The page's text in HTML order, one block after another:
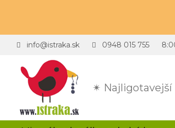
✴ Najligotavejší
info@istraka.sk 0948 015 755